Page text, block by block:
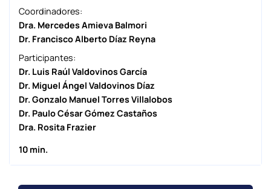
Coordinadores:
Dra. Mercedes Amieva Balmori
Dr. Francisco Alberto Díaz Reyna
Participantes:
Dr. Luis Raúl Valdovinos García
Dr. Miguel Ángel Valdovinos Díaz
Dr. Gonzalo Manuel Torres Villalobos
Dr. Paulo César Gómez Castaños
Dra. Rosita Frazier
10 min.